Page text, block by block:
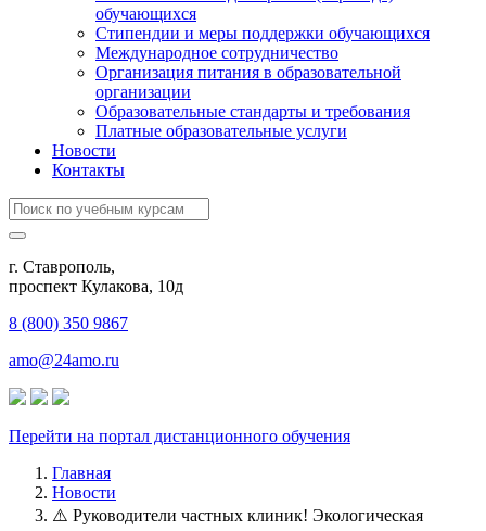
обучающихся
Стипендии и меры поддержки обучающихся
Международное сотрудничество
Организация питания в образовательной
организации
Образовательные стандарты и требования
Платные образовательные услуги
Новости
Контакты
г. Ставрополь,
проспект Кулакова, 10д
8 (800) 350 9867
amo@24amo.ru
Перейти на портал дистанционного обучения
Главная
Новости
⚠️ Руководители частных клиник! Экологическая